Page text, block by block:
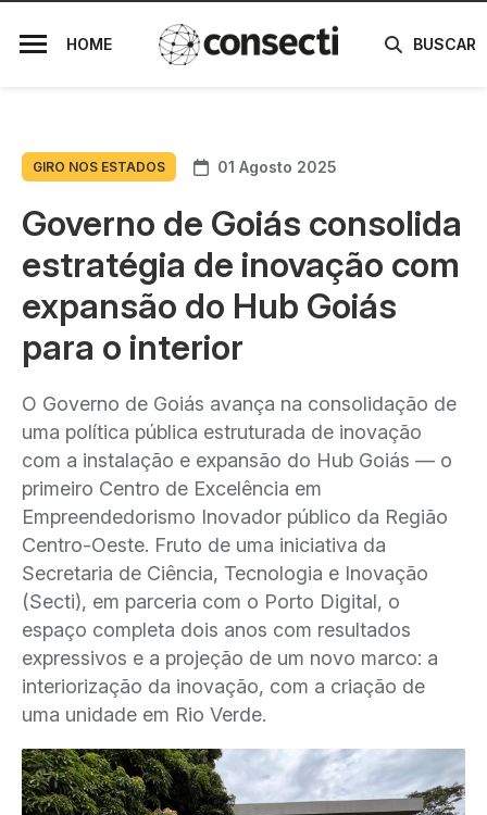
HOME BUSCAR
GIRO NOS ESTADOS 01 Agosto 2025
Governo de Goiás consolida
estratégia de inovação com
expansão do Hub Goiás
para o interior
O Governo de Goiás avança na consolidação de
uma política pública estruturada de inovação
com a instalação e expansão do Hub Goiás — o
primeiro Centro de Excelência em
Empreendedorismo Inovador público da Região
Centro-Oeste. Fruto de uma iniciativa da
Secretaria de Ciência, Tecnologia e Inovação
(Secti), em parceria com o Porto Digital, o
espaço completa dois anos com resultados
expressivos e a projeção de um novo marco: a
interiorização da inovação, com a criação de
uma unidade em Rio Verde.